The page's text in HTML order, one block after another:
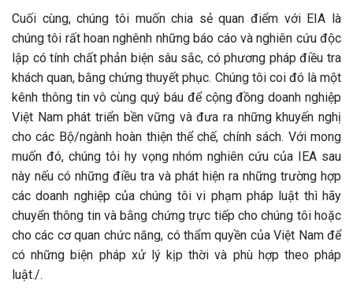
Cuối cùng, chúng tôi muốn chia sẻ quan điểm với EIA là
chúng tôi rất hoan nghênh những báo cáo và nghiên cứu độc
lập có tính chất phản biện sâu sắc, có phương pháp điều tra
khách quan, bằng chứng thuyết phục. Chúng tôi coi đó là một
kênh thông tin vô cùng quý báu để cộng đồng doanh nghiệp
Việt Nam phát triển bền vững và đưa ra những khuyến nghị
cho các Bộ/ngành hoàn thiện thể chế, chính sách. Với mong
muốn đó, chúng tôi hy vọng nhóm nghiên cứu của IEA sau
này nếu có những điều tra và phát hiện ra những trường hợp
các doanh nghiệp của chúng tôi vi phạm pháp luật thì hãy
chuyển thông tin và bằng chứng trực tiếp cho chúng tôi hoặc
cho các cơ quan chức năng, có thẩm quyền của Việt Nam để
có những biện pháp xử lý kịp thời và phù hợp theo pháp
luật./.